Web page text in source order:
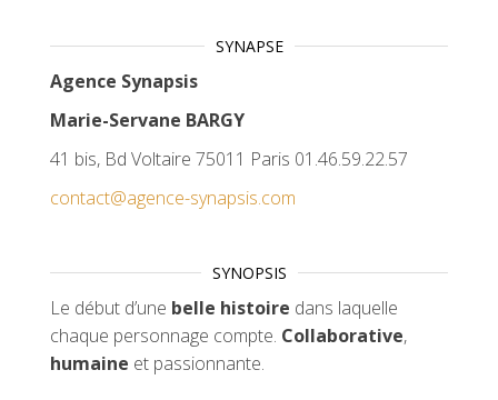
SYNAPSE
Agence Synapsis
Marie-Servane BARGY
41 bis, Bd Voltaire 75011 Paris 01.46.59.22.57
contact@agence-synapsis.com
SYNOPSIS
Le début d’une belle histoire dans laquelle
chaque personnage compte. Collaborative,
humaine et passionnante.